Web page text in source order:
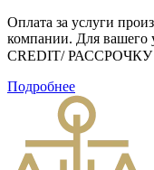
Оплата за услуги
компании. Для вашего
CREDIT/ РАССРОЧКУ
Подробнее